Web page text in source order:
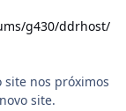
g430/ddrhost/
nos próximos
site.